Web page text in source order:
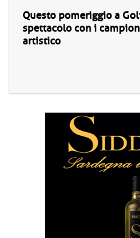
Questo pomeriggio a
spettacolo con i
artistico